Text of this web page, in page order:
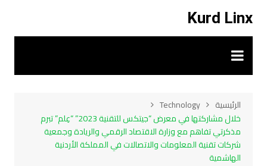
المحتوى
Kurd Linx
الرئيسية
Technology
خلال مشاركتها في معرض “جيتكس للتقنية 2023” “عِلم” تبرم
مذكرتي تفاهم مع وزارة الاقتصاد الرقمي والريادة وجمعية
شركات تقنية المعلومات والاتصالات في المملكة الأردنية
الهاشمية